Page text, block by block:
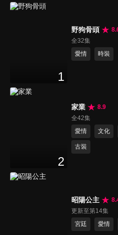
1
野狗骨頭
全32集
愛情
時裝
2
家業
8.9
全42集
愛情
文化
古裝
昭陽公主
更新至第14集
宮廷
愛情